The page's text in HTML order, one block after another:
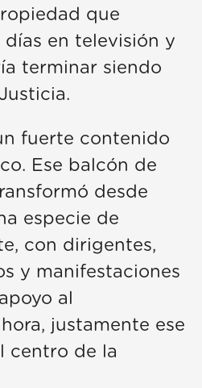
que
en televisión y
terminar siendo
fuerte contenido
Ese balcón de
desde
especie de
con dirigentes,
y manifestaciones
al
justamente ese
centro de la